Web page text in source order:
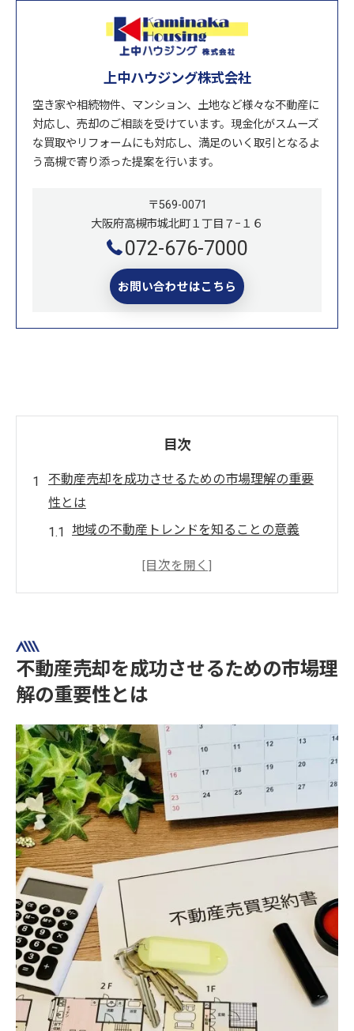
上中ハウジング株式会社
空き家や相続物件、マンション、土地など様々な不動産に
対応し、売却のご相談を受けています。現金化がスムーズ
な買取やリフォームにも対応し、満足のいく取引となるよ
う高槻で寄り添った提案を行います。
〒569-0071
大阪府高槻市城北町１丁目７−１６
072-676-7000
お問い合わせはこちら
目次
不動産売却を成功させるための市場理解の重要
性とは
地域の不動産トレンドを知ることの意義
市場調査の方法と活用法
不動産市場の変動要因を把握する
茨木市の不動産市場動向を把握しよう
地域特性が売却に与える影響
茨木市の人気エリアとその特徴
地域の人口動態と不動産ニーズ
過去の売却事例から学ぶ市場動向
不動産エージェントからの市場洞察
適切な価格設定が売却のカギを握る理由
価格設定が売却の成否を分ける
市場価値を見極める方法
価格交渉を成功させるための準備
競争相手を意識した価格戦略
価格設定の失敗例とその教訓
不動産売却を成功させるための市場理
解の重要性とは